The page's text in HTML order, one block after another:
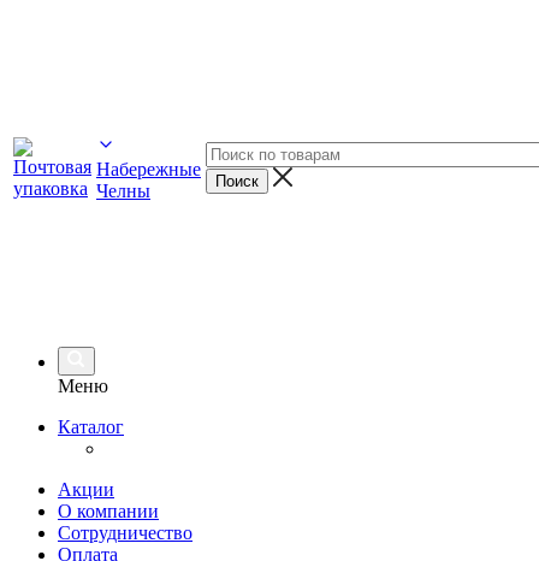
Набережные
Челны
Меню
Каталог
Акции
О компании
Сотрудничество
Оплата